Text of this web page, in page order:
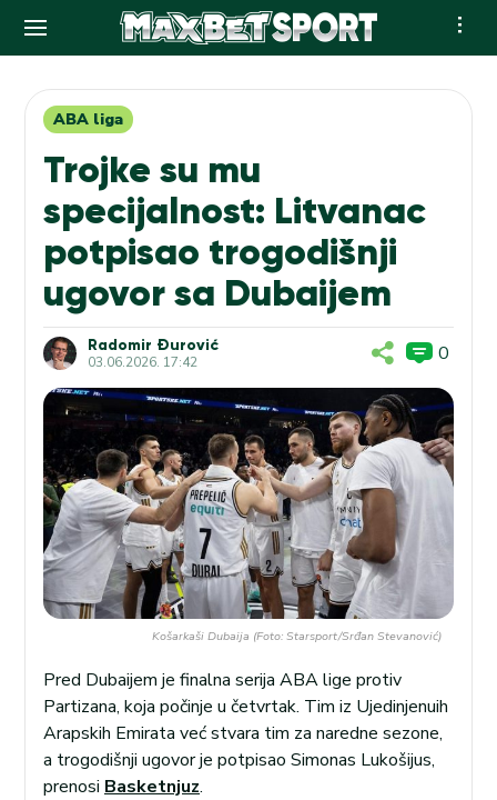
contentABA liga
Trojke su mu
specijalnost: Litvanac
potpisao trogodišnji
ugovor sa Dubaijem
Radomir Đurović
03.06.2026. 17:42 0
Košarkaši Dubaija (Foto: Starsport/Srđan Stevanović)
Pred Dubaijem je finalna serija ABA lige protiv
Partizana, koja počinje u četvrtak. Tim iz Ujedinjenuih
Arapskih Emirata već stvara tim za naredne sezone,
a trogodišnji ugovor je potpisao Simonas Lukošijus,
prenosi Basketnjuz.